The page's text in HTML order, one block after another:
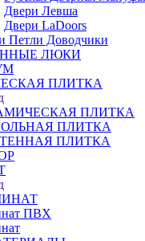
Двери Левша
Двери LaDoors
Петли Доводчики
ЛЮКИ
ПЛИТКА
ПЛИТКА
ПЛИТКА
ПЛИТКА
ПВХ